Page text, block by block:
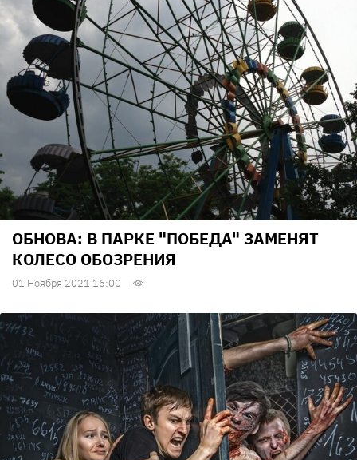
ОБНОВА: В ПАРКЕ "ПОБЕДА" ЗАМЕНЯТ
КОЛЕСО ОБОЗРЕНИЯ
01 Ноября 2021 16:00